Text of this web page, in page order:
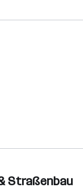
Straßenbau